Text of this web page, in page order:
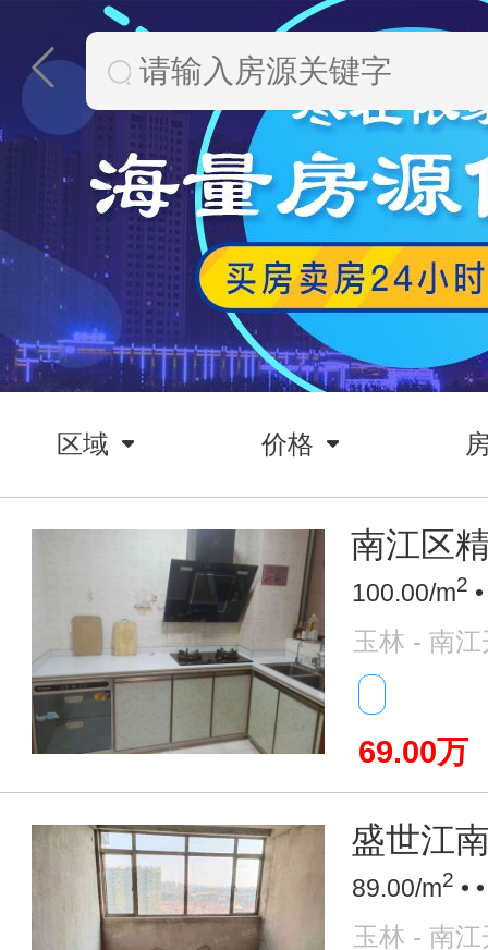
区域 价格
南江区
100.00/m2
玉林 - 南
69.00万
盛世江
89.00/m2 •
玉林 - 南